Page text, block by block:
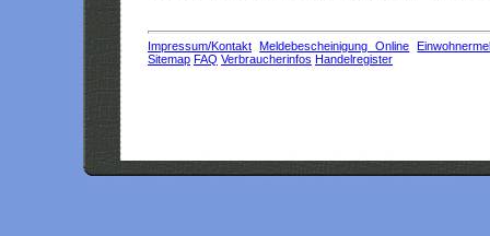
Impressum/Kontakt Meldebescheinigung Online
Sitemap FAQ Verbraucherinfos Handelregister